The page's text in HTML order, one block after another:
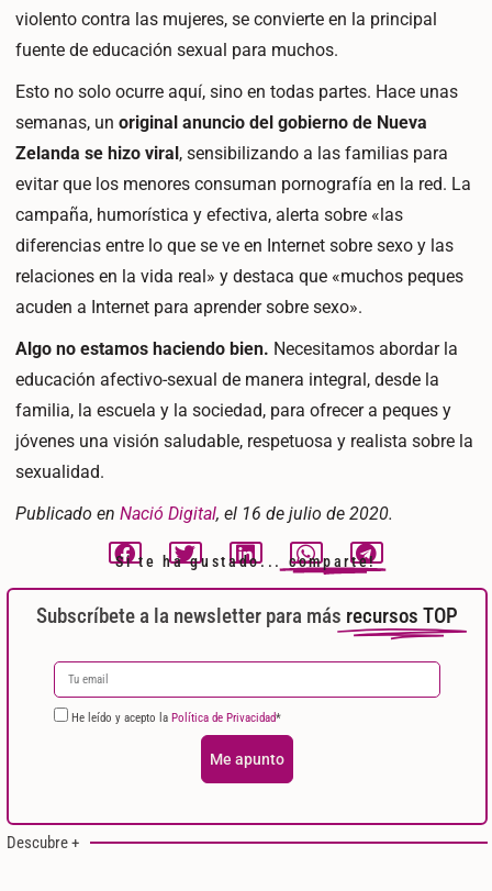
violento contra las mujeres, se convierte en la principal
fuente de educación sexual para muchos.
Esto no solo ocurre aquí, sino en todas partes. Hace unas
semanas, un original anuncio del gobierno de Nueva
Zelanda se hizo viral, sensibilizando a las familias para
evitar que los menores consuman pornografía en la red. La
campaña, humorística y efectiva, alerta sobre «las
diferencias entre lo que se ve en Internet sobre sexo y las
relaciones en la vida real» y destaca que «muchos peques
acuden a Internet para aprender sobre sexo».
Algo no estamos haciendo bien. Necesitamos abordar la
educación afectivo-sexual de manera integral, desde la
familia, la escuela y la sociedad, para ofrecer a peques y
jóvenes una visión saludable, respetuosa y realista sobre la
sexualidad.
Publicado en Nació Digital, el 16 de julio de 2020.
Si te ha gustado... comparte!
Subscríbete a la newsletter para más recursos TOP
He leído y acepto la Política de Privacidad*
Me apunto
Descubre +